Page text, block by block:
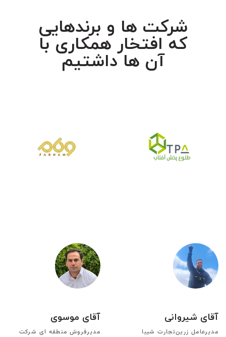
شرکت ها و برندهایی
که افتخار همکاری با
آن ها داشتیم​
آقای شیروانی
مدیرعامل زرین‌تجارت شیبا
آقای موسوی
مدیرفروش منطقه ای شرکت